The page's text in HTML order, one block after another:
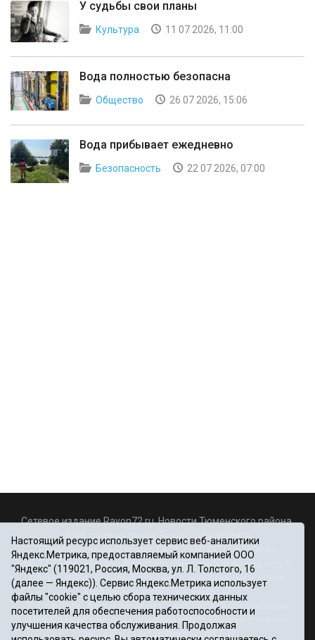
У судьбы свои планы
Культура 11 07 2026, 11:00
Вода полностью безопасна
Общество 26 07 2026, 15:06
Вода прибывает ежедневно
Безопасность 22 07 2026, 07:00
Сетевое издание Rayon72.ru. Новости Тюменского района.
Rayon72@yandex.ru
Регистрационный номер СМИ Эл № ФС77-67956 от
06.12.2016г., выдано Федеральной службой по надзору в
сфере связи, информационных технологий и массовых
коммуникаций (Роскомнадзор)
Учредитель: Автономная некоммерческая организация
«Информационно-издательский центр «Красное знамя».
Главный редактор Некрасова Т. В.
Настоящий ресурс использует сервис веб-аналитики
Яндекс.Метрика, предоставляемый компанией ООО
"Яндекс" (119021, Россия, Москва, ул. Л. Толстого, 16
(далее — Яндекс)). Сервис Яндекс.Метрика использует
файлы "cookie" с целью сбора технических данных
посетителей для обеспечения работоспособности и
улучшения качества обслуживания. Продолжая